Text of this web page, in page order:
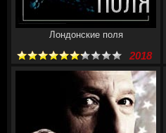
Лондонские поля
2018